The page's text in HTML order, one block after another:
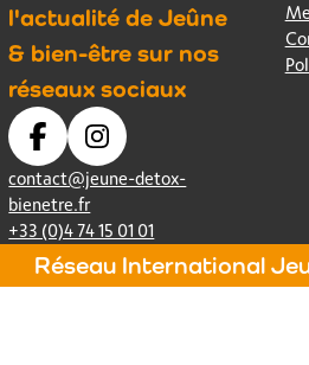
l'actualité de Jeûne
& bien-être sur nos
réseaux sociaux
contact@jeune-detox-
bienetre.fr
+33 (0)4 74 15 01 01
Réseau International